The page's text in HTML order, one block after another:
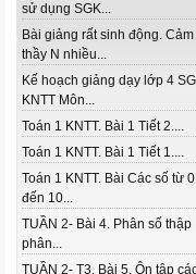
sử dụng SGK...
Bài giảng rất sinh động.
thầy N nhiều...
Kế hoạch giảng dạy lớp 4
KNTT Môn...
Toán 1 KNTT. Bài 1 Tiết 2....
Toán 1 KNTT. Bài 1 Tiết 1....
Toán 1 KNTT. Bài Các số từ 0
đến 10...
TUẦN 2- Bài 4. Phân số thập
phân...
TUẦN 2- T3. Bài 5. Ôn tập